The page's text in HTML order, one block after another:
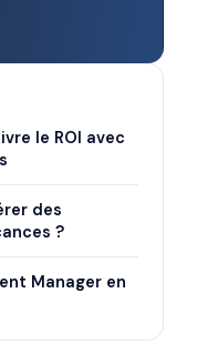
le ROI avec
des
?
Manager en